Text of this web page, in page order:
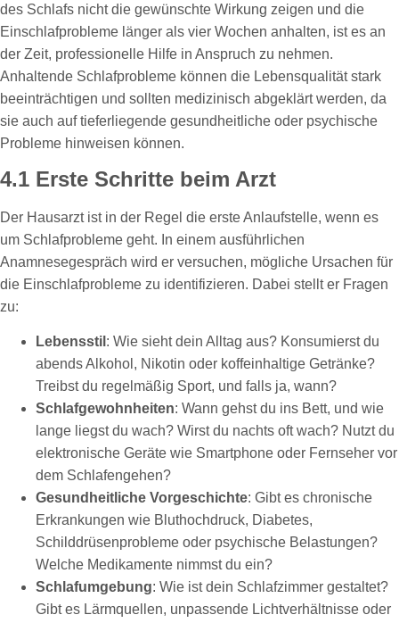
des Schlafs nicht die gewünschte Wirkung zeigen und die
Einschlafprobleme länger als vier Wochen anhalten, ist es an
der Zeit, professionelle Hilfe in Anspruch zu nehmen.
Anhaltende Schlafprobleme können die Lebensqualität stark
beeinträchtigen und sollten medizinisch abgeklärt werden, da
sie auch auf tieferliegende gesundheitliche oder psychische
Probleme hinweisen können.
4.1 Erste Schritte beim Arzt
Der Hausarzt ist in der Regel die erste Anlaufstelle, wenn es
um Schlafprobleme geht. In einem ausführlichen
Anamnesegespräch wird er versuchen, mögliche Ursachen für
die Einschlafprobleme zu identifizieren. Dabei stellt er Fragen
zu:
Lebensstil : Wie sieht dein Alltag aus? Konsumierst du
abends Alkohol, Nikotin oder koffeinhaltige Getränke?
Treibst du regelmäßig Sport, und falls ja, wann?
Schlafgewohnheiten: Wann gehst du ins Bett, und wie
lange liegst du wach? Wirst du nachts oft wach? Nutzt du
elektronische Geräte wie Smartphone oder Fernseher vor
dem Schlafengehen?
Gesundheitliche Vorgeschichte: Gibt es chronische
Erkrankungen wie Bluthochdruck, Diabetes,
Schilddrüsenprobleme oder psychische Belastungen?
Welche Medikamente nimmst du ein?
Schlafumgebung: Wie ist dein Schlafzimmer gestaltet?
Gibt es Lärmquellen, unpassende Lichtverhältnisse oder